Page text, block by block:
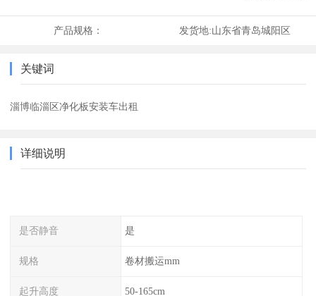
产品规格： 发货地:山东省青岛城阳区
关键词
淄博临淄区净化板安装车出租
详细说明
是否静音 是
规格 卷材搬运mm
起升高度 50-165cm